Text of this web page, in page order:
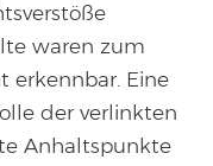
waren zum
erkennbar. Eine
der verlinkten
Anhaltspunkte